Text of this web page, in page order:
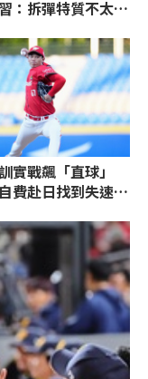
：拆彈特質不太一
實戰飆「直球」
費赴日找到失速關